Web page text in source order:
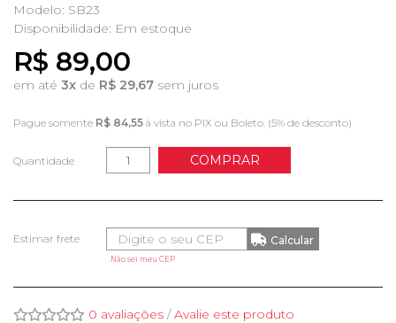
Modelo: SB23
Disponibilidade: Em estoque
R$ 89,00
em até 3x de R$ 29,67 sem juros
Pague somente R$ 84,55 à vista no PIX ou Boleto. (5% de desconto)
Quantidade COMPRAR
Não sei meu CEP
0 avaliações /Avalie este produto